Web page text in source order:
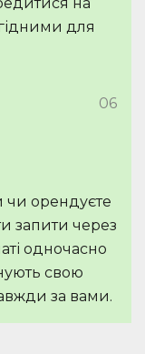
для
06
чи орендуєте
запити через
одночасно
свою
за вами.